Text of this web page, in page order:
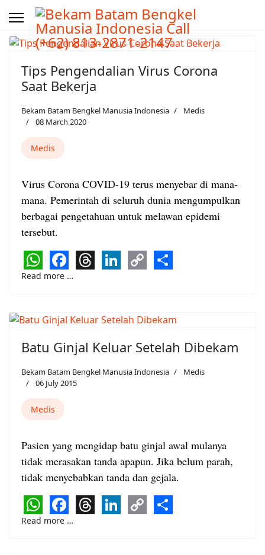
Tips Pengendalian Virus Corona
Saat Bekerja
Bekam Batam Bengkel Manusia Indonesia
Medis
08 March 2020
Medis
Virus Corona COVID-19 terus menyebar di mana-
mana. Pemerintah di seluruh dunia mengumpulkan
berbagai pengetahuan untuk melawan epidemi
tersebut.
WhatsApp
Facebook
Read more …
Batu Ginjal Keluar Setelah Dibekam
Bekam Batam Bengkel Manusia Indonesia
Medis
06 July 2015
Medis
Pasien yang mengidap batu ginjal awal mulanya
tidak merasakan tanda apapun. Jika belum parah,
tidak menyebabkan tanda dan gejala.
WhatsApp
Facebook
Read more …